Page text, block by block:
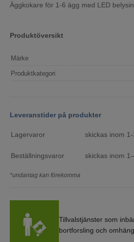
Äggkokare för 1-6 ägg med LED
Produktöversikt
Märke
Produktkategori
Leveranstider på produkter
Lagervaror skickas inom
Beställningsvaror skickas inom
*undantag kan förekomma
Tillvalstjänster som
bortforsling och